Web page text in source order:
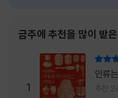
을 받게 된다
이
어
때문이다.
어
는
금주에 추천을 많이 받
1
인류는
역사
추천